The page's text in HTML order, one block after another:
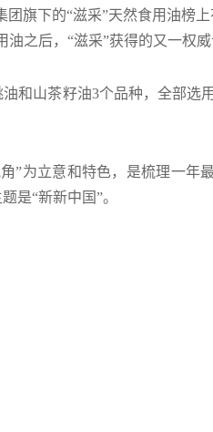
旗下的“滋采”天然食用油榜
之后，“滋采”获得的又一权威
和山茶籽油3个品种，全部选
”为立意和特色，是梳理一年
是“新新中国”。